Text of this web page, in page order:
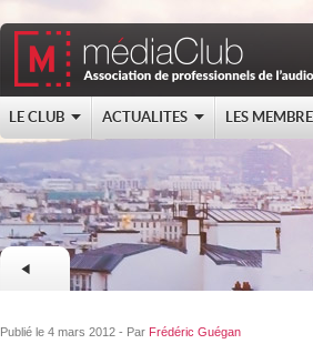
LE CLUB ACTUALITES LES
Publié le 4 mars 2012 - Par Frédéric Guégan